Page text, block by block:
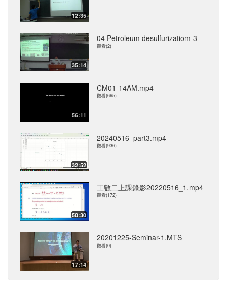
12:35
35:14
04 Petroleum desulfurizatiom-3
觀看(2)
56:11
CM01-14AM.mp4
觀看(665)
32:52
20240516_part3.mp4
觀看(936)
50:30
工數二上課錄影20220516_1.mp4
觀看(172)
17:14
20201225-Seminar-1.MTS
觀看(0)